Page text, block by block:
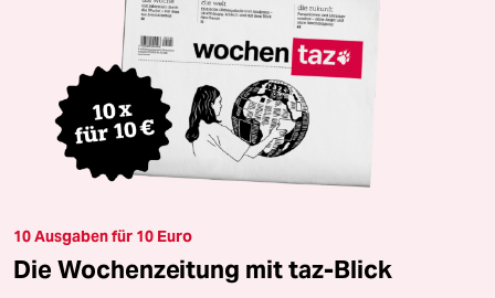
10 Ausgaben für 10 Euro
Die Wochenzeitung mit taz-Blick